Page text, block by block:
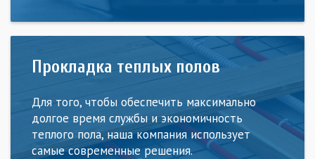
Прокладка теплых полов
Для того, чтобы обеспечить максимально
долгое время службы и экономичность
теплого пола, наша компания использует
самые современные решения.